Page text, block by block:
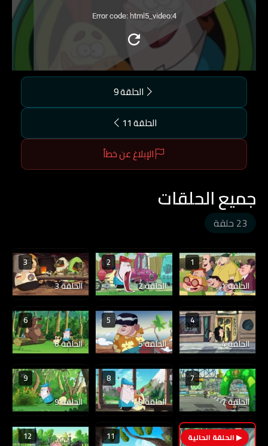
Error code: html5_video:4
الحلقة 9
الحلقة 11
الإبلاغ عن خطأ
جميع الحلقات
23 حلقة
1
الحلقة 1
2
الحلقة 2
3
الحلقة 3
4
الحلقة 4
5
الحلقة 5
6
الحلقة 6
7
الحلقة 7
8
الحلقة 8
9
الحلقة 9
10
11
12